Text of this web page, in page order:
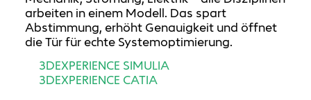
arbeiten in einem Modell. Das spart
Abstimmung, erhöht Genauigkeit und öffnet
die Tür für echte Systemoptimierung.
3DEXPERIENCE SIMULIA
3DEXPERIENCE CATIA